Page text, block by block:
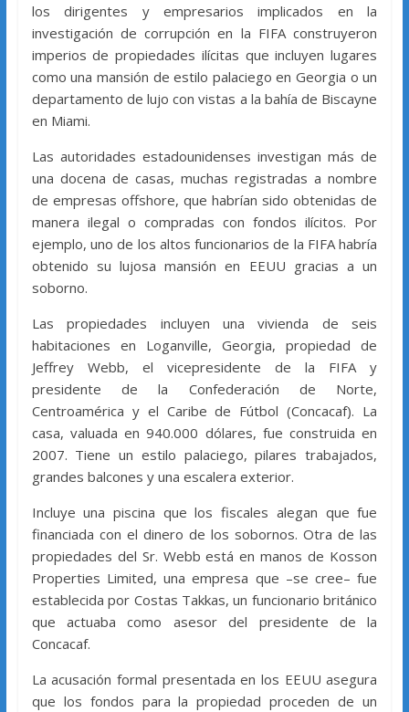
los dirigentes y empresarios implicados en la
investigación de corrupción en la FIFA construyeron
imperios de propiedades ilícitas que incluyen lugares
como una mansión de estilo palaciego en Georgia o un
departamento de lujo con vistas a la bahía de Biscayne
en Miami.
Las autoridades estadounidenses investigan más de
una docena de casas, muchas registradas a nombre
de empresas offshore, que habrían sido obtenidas de
manera ilegal o compradas con fondos ilícitos. Por
ejemplo, uno de los altos funcionarios de la FIFA habría
obtenido su lujosa mansión en EEUU gracias a un
soborno.
Las propiedades incluyen una vivienda de seis
habitaciones en Loganville, Georgia, propiedad de
Jeffrey Webb, el vicepresidente de la FIFA y
presidente de la Confederación de Norte,
Centroamérica y el Caribe de Fútbol (Concacaf). La
casa, valuada en 940.000 dólares, fue construida en
2007. Tiene un estilo palaciego, pilares trabajados,
grandes balcones y una escalera exterior.
Incluye una piscina que los fiscales alegan que fue
financiada con el dinero de los sobornos. Otra de las
propiedades del Sr. Webb está en manos de Kosson
Properties Limited, una empresa que –se cree– fue
establecida por Costas Takkas, un funcionario británico
que actuaba como asesor del presidente de la
Concacaf.
La acusación formal presentada en los EEUU asegura
que los fondos para la propiedad proceden de un